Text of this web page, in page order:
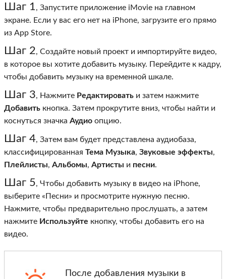
Шаг 1, Запустите приложение iMovie на главном
экране. Если у вас его нет на iPhone, загрузите его прямо
из App Store.
Шаг 2, Создайте новый проект и импортируйте видео,
в которое вы хотите добавить музыку. Перейдите к кадру,
чтобы добавить музыку на временной шкале.
Шаг 3, Нажмите Редактировать и затем нажмите
Добавить кнопка. Затем прокрутите вниз, чтобы найти и
коснуться значка Аудио опцию.
Шаг 4, Затем вам будет представлена ​​аудиобаза,
классифицированная Тема Музыка, Звуковые эффекты,
Плейлисты, Альбомы, Артисты и песни.
Шаг 5, Чтобы добавить музыку в видео на iPhone,
выберите «Песни» и просмотрите нужную песню.
Нажмите, чтобы предварительно прослушать, а затем
нажмите Используйте кнопку, чтобы добавить его на
видео.
После добавления музыки в